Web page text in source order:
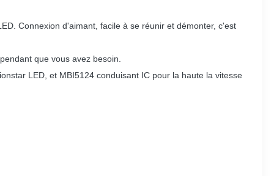
Connexion d'aimant, facile à se réunir et démonter, c'est
que vous avez besoin.
LED, et MBI5124 conduisant IC pour la haute la vitesse